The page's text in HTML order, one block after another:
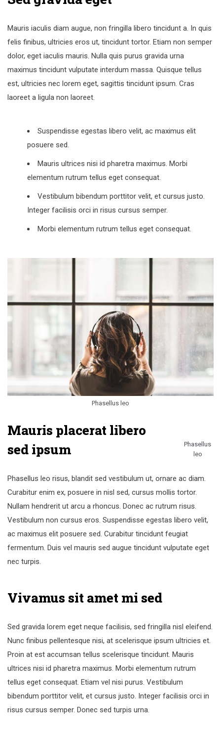
Mauris iaculis diam augue, non fringilla libero tincidunt a. In quis
felis finibus, ultricies eros ut, tincidunt tortor. Etiam non semper
dolor, eget iaculis mauris. Nulla quis purus gravida urna
maximus tincidunt vulputate interdum massa. Quisque tellus
est, ultricies nec lorem eget, sagittis tincidunt ipsum. Cras
laoreet a ligula non laoreet.
Suspendisse egestas libero velit, ac maximus elit
posuere sed.
Mauris ultrices nisi id pharetra maximus. Morbi
elementum rutrum tellus eget consequat.
Vestibulum bibendum porttitor velit, et cursus justo.
Integer facilisis orci in risus cursus semper.
Morbi elementum rutrum tellus eget consequat.
Phasellus leo
Phasellus
leo
Mauris placerat libero
sed ipsum
Phasellus leo risus, blandit sed vestibulum ut, ornare ac diam.
Curabitur enim ex, posuere in nisl sed, cursus mollis tortor.
Nullam hendrerit ut arcu a rhoncus. Donec ac rutrum risus.
Vestibulum non cursus eros. Suspendisse egestas libero velit,
ac maximus elit posuere sed. Curabitur tincidunt feugiat
fermentum. Duis vel mauris sed augue tincidunt vulputate eget
nec turpis.
Vivamus sit amet mi sed
Sed gravida lorem eget neque facilisis, sed fringilla nisl eleifend.
Nunc finibus pellentesque nisi, at scelerisque ipsum ultricies et.
Proin at est accumsan tellus scelerisque tincidunt. Mauris
ultrices nisi id pharetra maximus. Morbi elementum rutrum
tellus eget consequat. Etiam vel nisi purus. Vestibulum
bibendum porttitor velit, et cursus justo. Integer facilisis orci in
risus cursus semper. Donec sed turpis urna.